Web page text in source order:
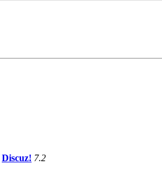
Discuz! 7.2